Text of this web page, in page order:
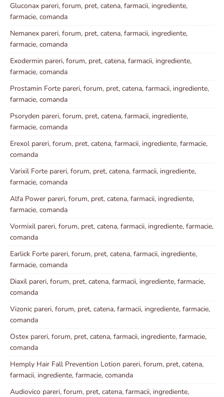
Gluconax pareri, forum, pret, catena, farmacii, ingrediente,
farmacie, comanda
Nemanex pareri, forum, pret, catena, farmacii, ingrediente,
farmacie, comanda
Exodermin pareri, forum, pret, catena, farmacii, ingrediente,
farmacie, comanda
Prostamin Forte pareri, forum, pret, catena, farmacii, ingrediente,
farmacie, comanda
Psoryden pareri, forum, pret, catena, farmacii, ingrediente,
farmacie, comanda
Erexol pareri, forum, pret, catena, farmacii, ingrediente, farmacie,
comanda
Varixil Forte pareri, forum, pret, catena, farmacii, ingrediente,
farmacie, comanda
Alfa Power pareri, forum, pret, catena, farmacii, ingrediente,
farmacie, comanda
Vormixil pareri, forum, pret, catena, farmacii, ingrediente, farmacie,
comanda
Earlick Forte pareri, forum, pret, catena, farmacii, ingrediente,
farmacie, comanda
Diaxil pareri, forum, pret, catena, farmacii, ingrediente, farmacie,
comanda
Vizonic pareri, forum, pret, catena, farmacii, ingrediente, farmacie,
comanda
Ostex pareri, forum, pret, catena, farmacii, ingrediente, farmacie,
comanda
Hemply Hair Fall Prevention Lotion pareri, forum, pret, catena,
farmacii, ingrediente, farmacie, comanda
Audiovico pareri, forum, pret, catena, farmacii, ingrediente,